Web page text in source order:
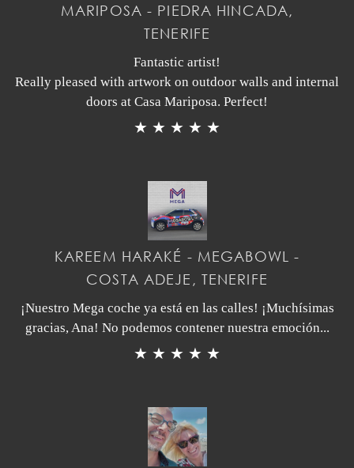
MARIPOSA - PIEDRA HINCADA,
TENERIFE
Fantastic artist!
Really pleased with artwork on outdoor walls and internal
doors at Casa Mariposa. Perfect!
★ ★ ★ ★ ★
KAREEM HARAKÉ - MEGABOWL -
COSTA ADEJE, TENERIFE
¡Nuestro Mega coche ya está en las calles! ¡Muchísimas
gracias, Ana! No podemos contener nuestra emoción...
★ ★ ★ ★ ★